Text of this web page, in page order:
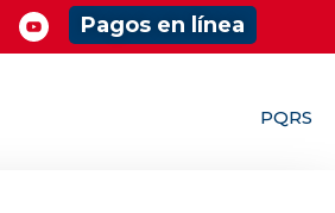
Pagos en línea
PQRS